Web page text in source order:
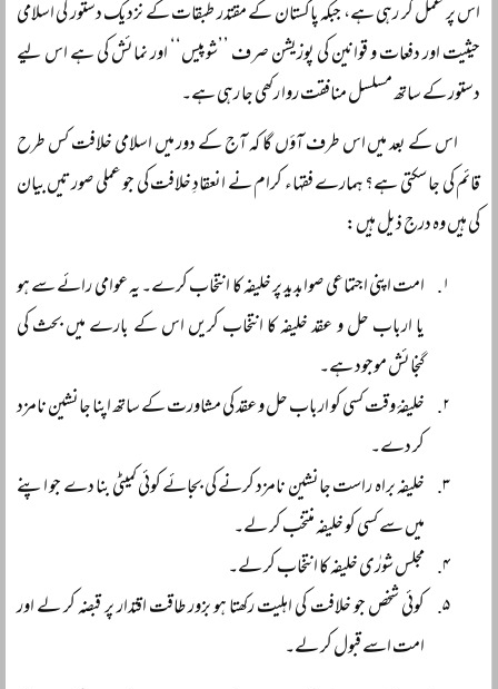
اس پر عمل کر رہی ہے، جبکہ پاکستان کے مقتدر طبقات کے نزدیک دستور کی اسلامی
حیثیت اور دفعات و قوانین کی پوزیشن صرف ’’شوپیس‘‘ اور نمائش کی ہے اس لیے
دستور کے ساتھ مسلسل منافقت روا رکھی جا رہی ہے۔
اس کے بعد میں اس طرف آؤں گا کہ آج کے دور میں اسلامی خلافت کس طرح
قائم کی جا سکتی ہے؟ ہمارے فقہاء کرام نے انعقادِ خلافت کی جو عملی صورتیں بیان
کی ہیں وہ درج ذیل ہیں:
امت اپنی اجتماعی صوابدید پر خلیفہ کا انتخاب کرے۔ یہ عوامی رائے سے ہو
یا ارباب حل و عقد خلیفہ کا انتخاب کریں اس کے بارے میں بحث کی
گنجائش موجود ہے۔
خلیفۂ وقت کسی کو ارباب حل و عقد کی مشاورت کے ساتھ اپنا جانشین نامزد
کر دے۔
خلیفہ براہ راست جانشین نامزد کرنے کی بجائے کوئی کمیٹی بنا دے جو اپنے
میں سے کسی کو خلیفہ منتخب کر لے۔
مجلس شورٰی خلیفہ کا انتخاب کر لے۔
کوئی شخص جو خلافت کی اہلیت رکھتا ہو بزور طاقت اقتدار پر قبضہ کر لے اور
امت اسے قبول کر لے۔